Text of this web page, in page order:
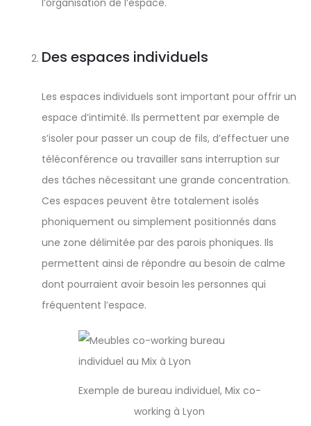
l’organisation de l’espace.
Des espaces individuels
Les espaces individuels sont important pour offrir un
espace d’intimité. Ils permettent par exemple de
s’isoler pour passer un coup de fils, d’effectuer une
téléconférence ou travailler sans interruption sur
des tâches nécessitant une grande concentration.
Ces espaces peuvent être totalement isolés
phoniquement ou simplement positionnés dans
une zone délimitée par des parois phoniques. Ils
permettent ainsi de répondre au besoin de calme
dont pourraient avoir besoin les personnes qui
fréquentent l’espace.
Exemple de bureau individuel, Mix co-
working à Lyon